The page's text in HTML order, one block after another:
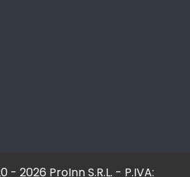
2026 ProInn S.R.L. - P.IVA: